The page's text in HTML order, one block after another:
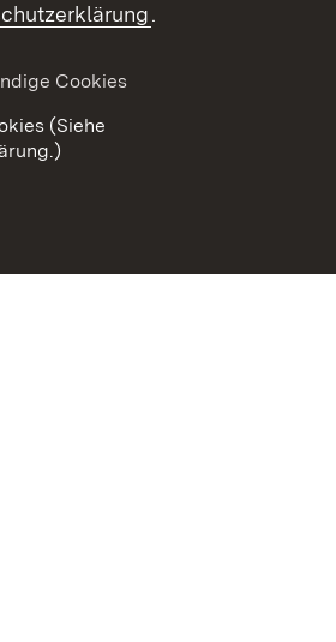
Erklärung zur
.
Cookies
(Siehe